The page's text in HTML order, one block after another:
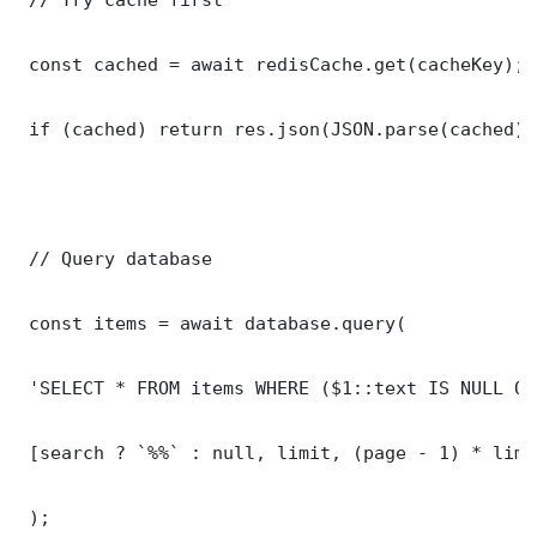
const cached = await redisCache.get(cacheKey);
if (cached) return
// Query database
const items = await database.query(
'SELECT * FROM items WHERE ($1::text IS NULL
[search ? `%%` : null, limit, (page - 1) *
);